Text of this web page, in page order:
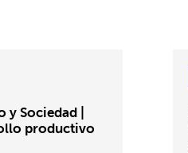
Sociedad |
productivo